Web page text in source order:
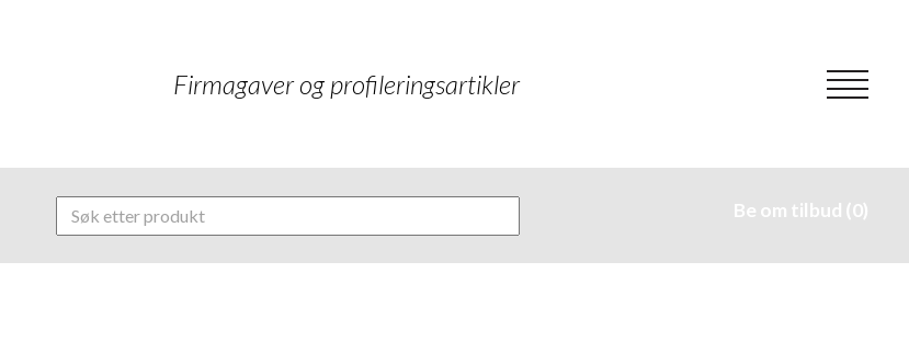
Firmagaver og profileringsartikler
Be om tilbud (0)